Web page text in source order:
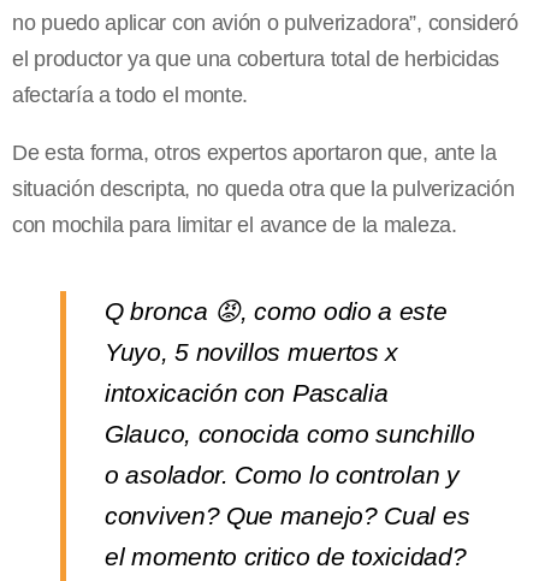
no puedo aplicar con avión o pulverizadora”, consideró
el productor ya que una cobertura total de herbicidas
afectaría a todo el monte.
De esta forma, otros expertos aportaron que, ante la
situación descripta, no queda otra que la pulverización
con mochila para limitar el avance de la maleza.
Q bronca 😡, como odio a este
Yuyo, 5 novillos muertos x
intoxicación con Pascalia
Glauco, conocida como sunchillo
o asolador. Como lo controlan y
conviven? Que manejo? Cual es
el momento critico de toxicidad?